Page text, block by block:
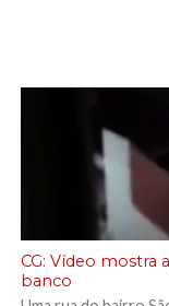
CG: Vídeo mostra
banco